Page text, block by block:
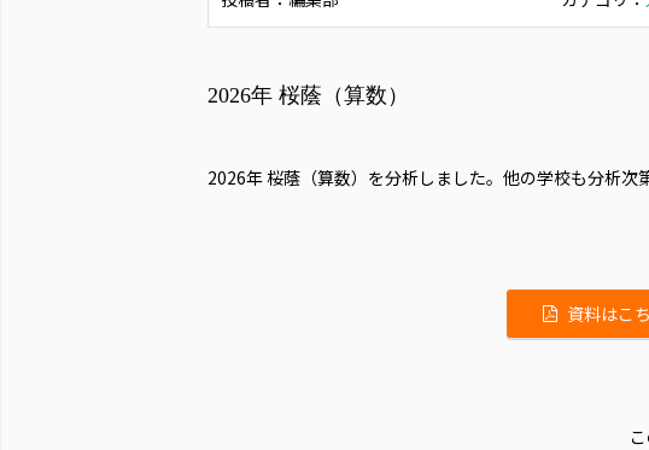
2026年 桜蔭（算数）
2026年 桜蔭（算数）を分析しました。 他の学校も分析次
資料はこ